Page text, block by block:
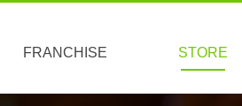
FRANCHISE STORE